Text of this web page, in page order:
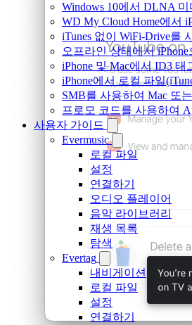
Windows 10에서 DLNA
WD My Cloud Home에서
iTunes 없이 WiFi-Drive를
오프라인 상태에서
iPhone 및 Mac에서 ID3
iPhone에서 로컬 파일
SMB를 사용하여 Mac 또
프로모 코드를 사용하여
사용자 가이드
Evermusic
로컬 파일
설정
연결하기
오디오 플레이어
음악 라이브러리
재생 목록
탐색
Evertag
내비게이션
로컬 파일
설정
연결하기